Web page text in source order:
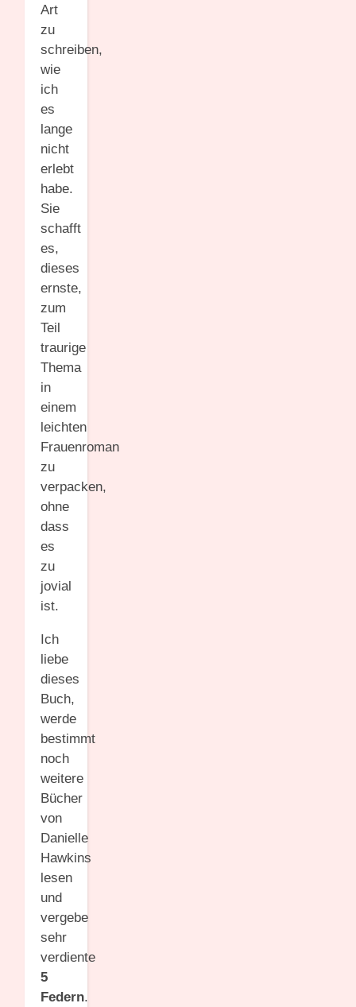
Art
zu
schreiben,
wie
ich
es
lange
nicht
erlebt
habe.
Sie
schafft
es,
dieses
ernste,
zum
Teil
traurige
Thema
in
einem
leichten
Frauenroman
zu
verpacken,
ohne
dass
es
zu
jovial
ist.
Ich
liebe
dieses
Buch,
werde
bestimmt
noch
weitere
Bücher
von
Danielle
Hawkins
lesen
und
vergebe
sehr
verdiente
5
Federn.